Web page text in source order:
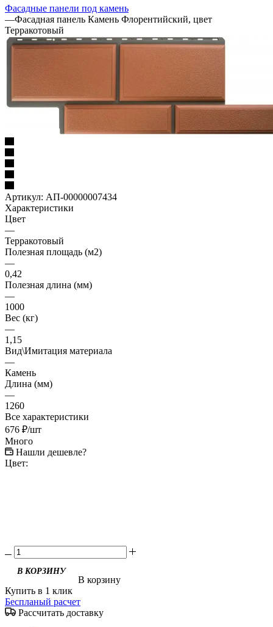
Фасадные панели под камень
—Фасадная панель Камень Флорентийский, цвет
Терракотовый
Артикул: АП-00000007434
Характеристики
Цвет
—
Терракотовый
Полезная площадь (м2)
—
0,42
Полезная длина (мм)
—
1000
Вес (кг)
—
1,15
Вид\Имитация материала
—
Камень
Длина (мм)
—
1260
Все характеристики
676 ₽/шт
Много
Нашли дешевле?
Цвет:
В корзину
Купить в 1 клик
Беспланый расчет
Рассчитать доставку